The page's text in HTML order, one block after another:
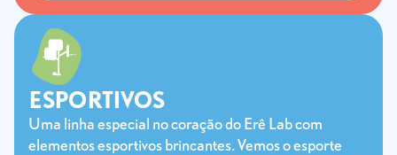
ESPORTIVOS
Uma linha especial no coração do Erê Lab com
elementos esportivos brincantes. Vemos o esporte